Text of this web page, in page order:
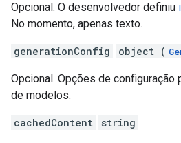
Opcional. O desenvolvedor definiu
No momento, apenas texto.
generationConfig object (
Opcional. Opções de configuração
de modelos.
cachedContent string